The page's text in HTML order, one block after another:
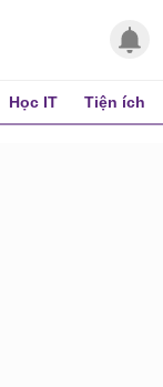
Học IT Tiện ích